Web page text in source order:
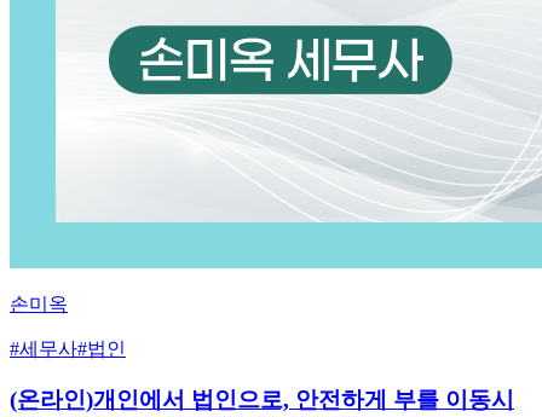
손미옥
#세무사#법인
(온라인)개인에서 법인으로, 안전하게 부를 이동시